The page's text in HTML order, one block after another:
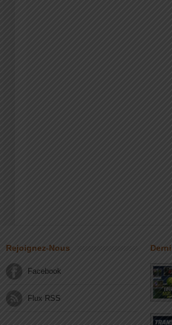
Rejoignez-Nous
Facebook
Flux RSS